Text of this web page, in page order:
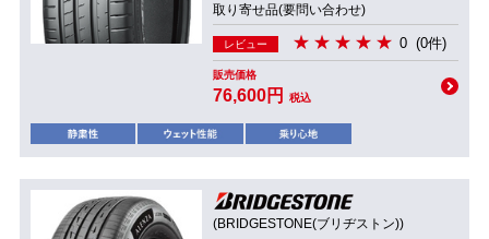
取り寄せ品(要問い合わせ)
レビュー 0 (0件)
販売価格
76,600円 税込
(BRIDGESTONE(ブリヂストン))